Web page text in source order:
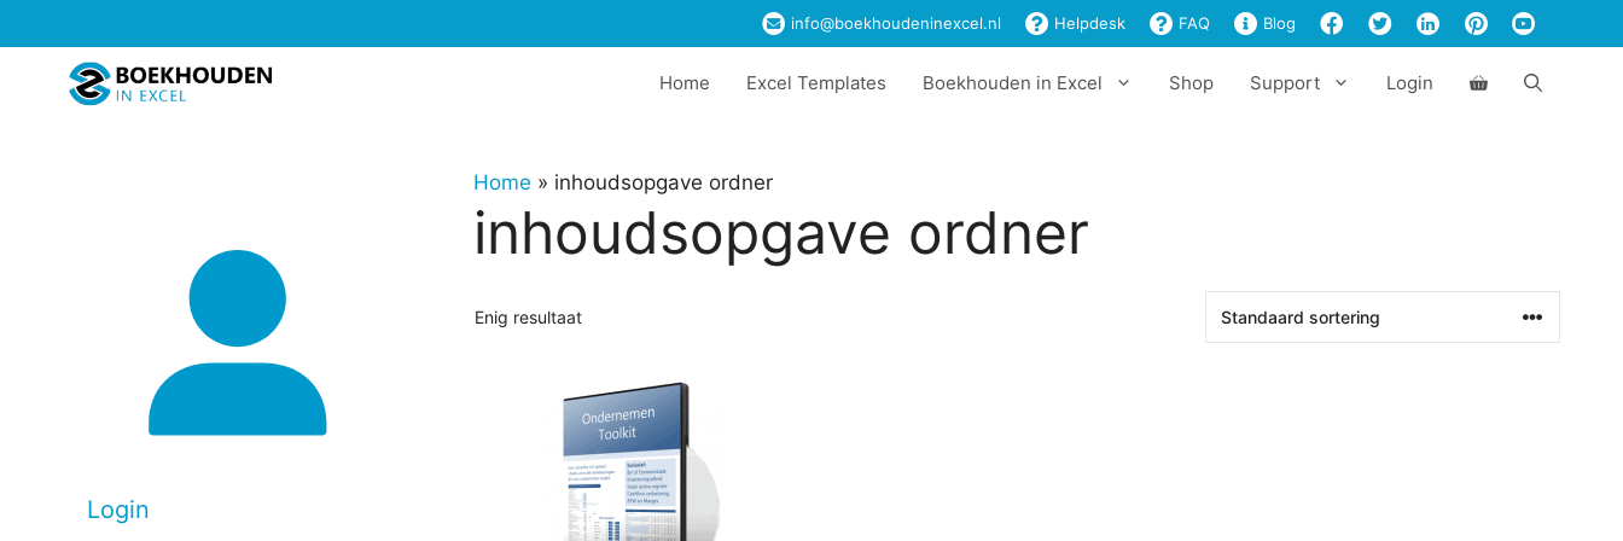
naar
info@boekhoudeninexcel.nl Helpdesk FAQ Blog
Home Excel Templates Boekhouden in Excel Shop Support Login
Home » inhoudsopgave ordner
inhoudsopgave ordner
Enig resultaat
Login